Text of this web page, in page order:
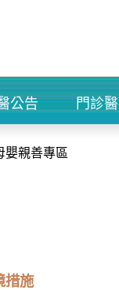
+
公告
+
門診
嬰親善專區
措施